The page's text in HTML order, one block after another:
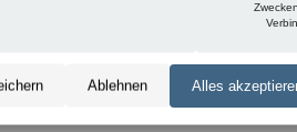
Ablehnen Alles